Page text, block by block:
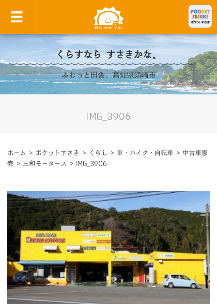
くらすなら すさきかな。
ふわっと田舎。高知県須崎市
IMG_3906
ホーム > ポケットすさき > くらし > 車・バイク・自転車 > 中古車販
売 > 三和モータース > IMG_3906